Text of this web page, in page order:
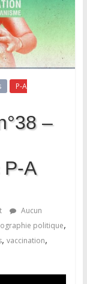
P-A
–
A
Aucun
politique,
, vaccination,